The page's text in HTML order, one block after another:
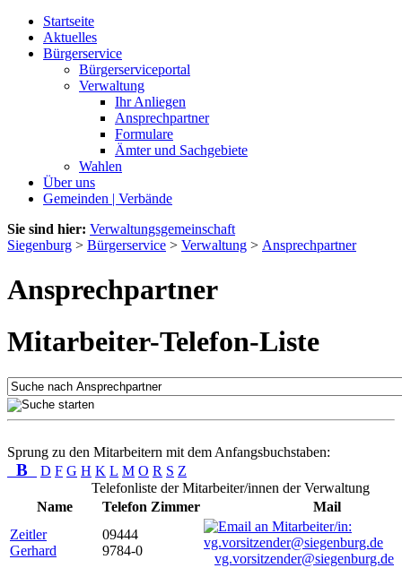
Startseite
Aktuelles
Bürgerservice
Bürgerserviceportal
Verwaltung
Ihr Anliegen
Ansprechpartner
Formulare
Ämter und Sachgebiete
Wahlen
Über uns
Gemeinden | Verbände
Sie sind hier: Verwaltungsgemeinschaft
Siegenburg > Bürgerservice > Verwaltung > Ansprechpartner
Ansprechpartner
Mitarbeiter-Telefon-Liste
Sprung zu den Mitarbeitern mit dem Anfangsbuchstaben:
B D F G H K L M O R S Z
Telefonliste der Mitarbeiter/innen der Verwaltung
Name
Telefon Zimmer
Mail
Zeitler
Gerhard
09444
9784-0
vg.vorsitzender@siegenburg.de